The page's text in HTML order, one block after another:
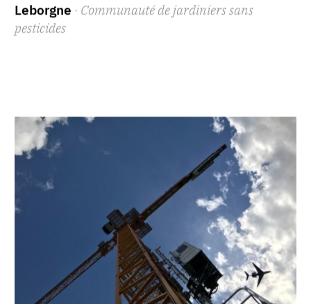
Leborgne · Communauté de jardiniers sans
pesticides